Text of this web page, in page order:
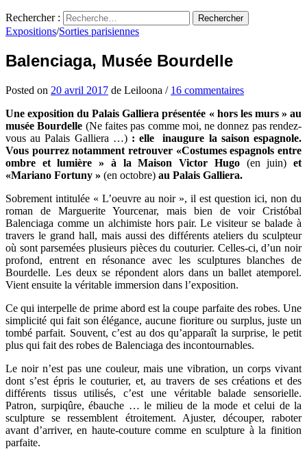
Rechercher :
Expositions/Sorties parisiennes
Balenciaga, Musée Bourdelle
Posted on 20 avril 2017 de Leiloona / 16 commentaires
Une exposition du Palais Galliera présentée « hors les murs » au
musée Bourdelle (Ne faites pas comme moi, ne donnez pas rendez-
vous au Palais Galliera …) : elle inaugure la saison espagnole.
Vous pourrez notamment retrouver «Costumes espagnols entre
ombre et lumière » à la Maison Victor Hugo(en juin)et
«Mariano Fortuny » (en octobre) au Palais Galliera.
Sobrement intitulée « L’oeuvre au noir », il est question ici, non du
roman de Marguerite Yourcenar, mais bien de voir Cristóbal
Balenciaga comme un alchimiste hors pair. Le visiteur se balade à
travers le grand hall, mais aussi des différents ateliers du sculpteur
où sont parsemées plusieurs pièces du couturier. Celles-ci, d’un noir
profond, entrent en résonance avec les sculptures blanches de
Bourdelle. Les deux se répondent alors dans un ballet atemporel.
Vient ensuite la véritable immersion dans l’exposition.
Ce qui interpelle de prime abord est la coupe parfaite des robes. Une
simplicité qui fait son élégance, aucune fioriture ou surplus, juste un
tombé parfait. Souvent, c’est au dos qu’apparaît la surprise, le petit
plus qui fait des robes de Balenciaga des incontournables.
Le noir n’est pas une couleur, mais une vibration, un corps vivant
dont s’est épris le couturier, et, au travers de ses créations et des
différents tissus utilisés, c’est une véritable balade sensorielle.
Patron, surpiqûre, ébauche … le milieu de la mode et celui de la
sculpture se ressemblent étroitement. Ajuster, découper, raboter
avant d’arriver, en haute-couture comme en sculpture à la finition
parfaite.